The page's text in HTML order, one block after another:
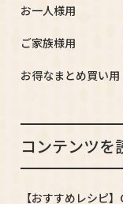
お一人様用
ご家族様用
お得なまとめ買い用
コンテンツを
【おすすめレシピ